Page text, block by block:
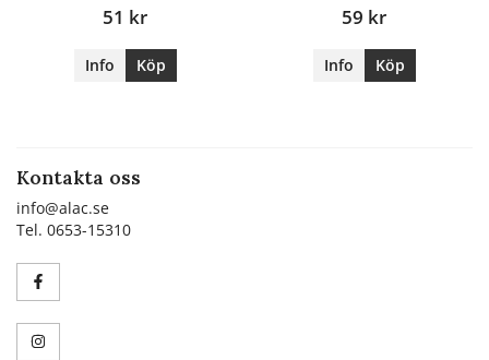
51 kr
Info Köp
59 kr
Info Köp
Kontakta oss
info@alac.se
Tel. 0653-15310